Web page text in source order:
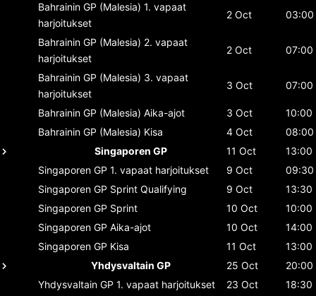
Bahrainin GP (Malesia) 1. vapaat
harjoitukset
2 Oct 03:00
Bahrainin GP (Malesia) 2. vapaat
harjoitukset
2 Oct 07:00
Bahrainin GP (Malesia) 3. vapaat
harjoitukset
3 Oct 07:00
Bahrainin GP (Malesia) Aika-ajot 3 Oct
10:00
Bahrainin GP (Malesia) Kisa 4 Oct
08:00
Singaporen GP
11 Oct
13:00
Singaporen GP 1. vapaat harjoitukset 9 Oct
09:30
Singaporen GP Sprint Qualifying 9 Oct
13:30
Singaporen GP Sprint 10 Oct
10:00
Singaporen GP Aika-ajot 10 Oct
14:00
Singaporen GP Kisa 11 Oct
13:00
Yhdysvaltain GP
25 Oct
20:00
Yhdysvaltain GP 1. vapaat harjoitukset 23 Oct
18:30